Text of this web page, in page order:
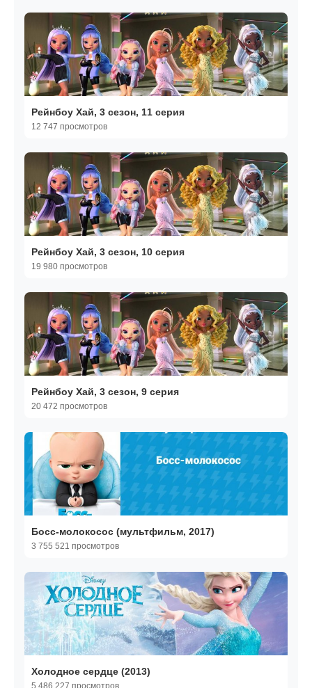
Рейнбоу Хай, 3 сезон, 11 серия
12 747 просмотров
Рейнбоу Хай, 3 сезон, 10 серия
19 980 просмотров
Рейнбоу Хай, 3 сезон, 9 серия
20 472 просмотров
Босс-молокосос (мультфильм, 2017)
3 755 521 просмотров
Холодное сердце (2013)
5 486 227 просмотров